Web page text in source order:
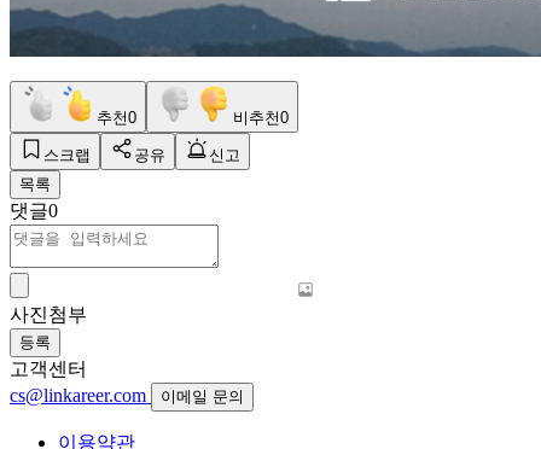
추천0 비추천0
스크랩 공유
신고
목록
댓글0
사진첨부
등록
고객센터
cs@linkareer.com
이메일 문의
이용약관